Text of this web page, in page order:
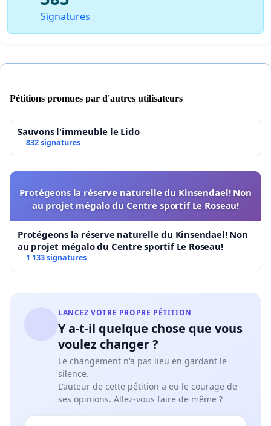
Signatures
Pétitions promues par d'autres utilisateurs
Sauvons l'immeuble le Lido
832 signatures
Protégeons la réserve naturelle du Kinsendael! Non
au projet mégalo du Centre sportif Le Roseau!
Protégeons la réserve naturelle du Kinsendael! Non
au projet mégalo du Centre sportif Le Roseau!
1 133 signatures
LANCEZ VOTRE PROPRE PÉTITION
Y a-t-il quelque chose que vous
voulez changer ?
Le changement n'a pas lieu en gardant le
silence.
L'auteur de cette pétition a eu le courage de
ses opinions. Allez-vous faire de même ?